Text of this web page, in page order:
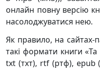
онлайн повну версію
насолоджуватися нею.
Як правило, на сайтах-
такі формати книги
txt (тхт), rtf (ртф), epub